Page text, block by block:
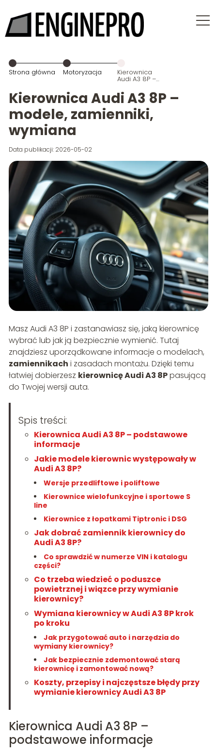
Strona główna Motoryzacja Kierownica
Audi A3 8P –
zamienniki,
wymiana
Kierownica Audi A3 8P –
modele, zamienniki,
wymiana
Data publikacji: 2026-05-02
Masz Audi A3 8P i zastanawiasz się, jaką kierownicę
wybrać lub jak ją bezpiecznie wymienić. Tutaj
znajdziesz uporządkowane informacje o modelach,
zamiennikach i zasadach montażu. Dzięki temu
łatwiej dobierzesz kierownicę Audi A3 8Ppasującą
do Twojej wersji auta.
Spis treści:
Kierownica Audi A3 8P – podstawowe
informacje
Jakie modele kierownic występowały w
Audi A3 8P?
Wersje przedliftowe i poliftowe
Kierownice wielofunkcyjne i sportowe S
line
Kierownice z łopatkami Tiptronic i DSG
Jak dobrać zamiennik kierownicy do
Audi A3 8P?
Co sprawdzić w numerze VIN i katalogu
części?
Co trzeba wiedzieć o poduszce
powietrznej i wiązce przy wymianie
kierownicy?
Wymiana kierownicy w Audi A3 8P krok
po kroku
Jak przygotować auto i narzędzia do
wymiany kierownicy?
Jak bezpiecznie zdemontować starą
kierownicę i zamontować nową?
Koszty, przepisy i najczęstsze błędy przy
wymianie kierownicy Audi A3 8P
Kierownica Audi A3 8P –
podstawowe informacje